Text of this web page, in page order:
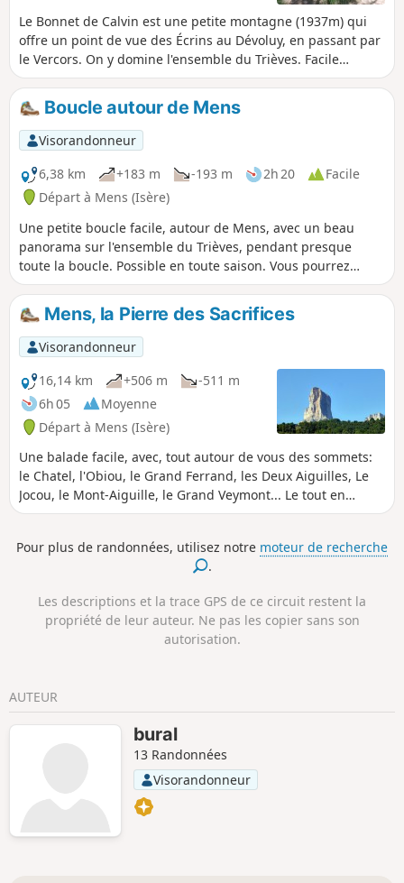
Le Bonnet de Calvin est une petite montagne (1937m) qui
offre un point de vue des Écrins au Dévoluy, en passant par
le Vercors. On y domine l'ensemble du Trièves. Facile
d'accès, mais demandant quand même le pied sur, on s'y
trouve au pied de l'emblématique Obiou (2789m).
Boucle autour de Mens
Visorandonneur
6,38 km
+183 m -193 m 2h 20
Facile
Départ à Mens (Isère)
Une petite boucle facile, autour de Mens, avec un beau
panorama sur l'ensemble du Trièves, pendant presque
toute la boucle. Possible en toute saison. Vous pourrez
profiter des commerces ou cafés de Mens, avant ou après la
randonnée.
Mens, la Pierre des Sacrifices
Visorandonneur
16,14 km
+506 m
-511 m
6h 05
Moyenne
Départ à Mens (Isère)
Une balade facile, avec, tout autour de vous des sommets:
le Chatel, l'Obiou, le Grand Ferrand, les Deux Aiguilles, Le
Jocou, le Mont-Aiguille, le Grand Veymont... Le tout en
traversant des villages du Trièves. Une balade assez
Pour plus de randonnées, utilisez notre moteur de recherche
.
Les descriptions et la trace GPS de ce circuit restent la
propriété de leur auteur. Ne pas les copier sans son
autorisation.
AUTEUR
bural
13 Randonnées
Visorandonneur